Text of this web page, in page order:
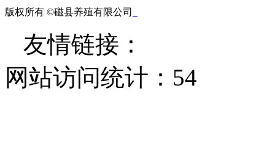
版权所有 ©磁县养殖有限公司
友情链接：
网站访问统计： 54